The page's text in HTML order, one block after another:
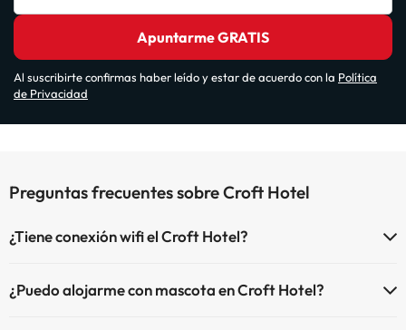
Apuntarme GRATIS
Al suscribirte confirmas haber leído y estar de acuerdo con la Política
de Privacidad
Preguntas frecuentes sobre Croft Hotel
¿Tiene conexión wifi el Croft Hotel?
¿Puedo alojarme con mascota en Croft Hotel?